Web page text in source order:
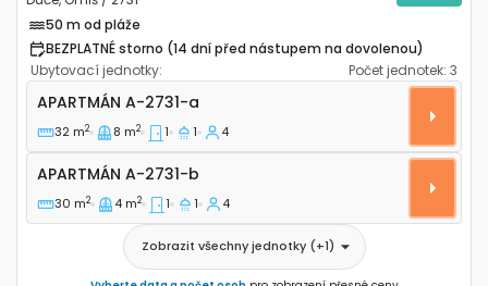
50 m od pláže
BEZPLATNÉ storno (14 dní před nástupem na dovolenou)
Ubytovací jednotky:
Počet jednotek: 3
Jednopokojový apartmán Duće, Omiš A-2731-a
APARTMÁN A-2731-a
32 m2 8 m2 1 1 4
Apartmán A-2731-b
APARTMÁN A-2731-b
30 m2 4 m2 1 1 4
Zobrazit všechny jednotky(+1)